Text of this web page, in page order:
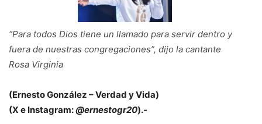
“Para todos Dios tiene un llamado para servir dentro y
fuera de nuestras congregaciones”, dijo la cantante
Rosa Virginia
(Ernesto González – Verdad y Vida)
(X e Instagram:@ernestogr20).-